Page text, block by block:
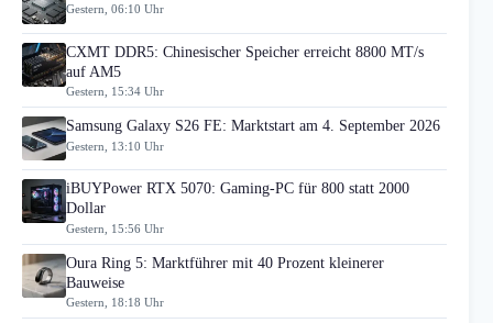
Gestern, 06:10 Uhr
CXMT DDR5: Chinesischer Speicher erreicht 8800 MT/s
auf AM5
Gestern, 15:34 Uhr
Samsung Galaxy S26 FE: Marktstart am 4. September 2026
Gestern, 13:10 Uhr
iBUYPower RTX 5070: Gaming-PC für 800 statt 2000
Dollar
Gestern, 15:56 Uhr
Oura Ring 5: Marktführer mit 40 Prozent kleinerer
Bauweise
Gestern, 18:18 Uhr